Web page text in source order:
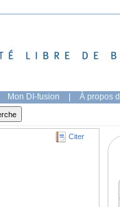
Mon DI-fusion | À propos
Citer